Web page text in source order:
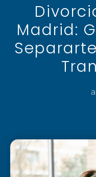
Madrid: